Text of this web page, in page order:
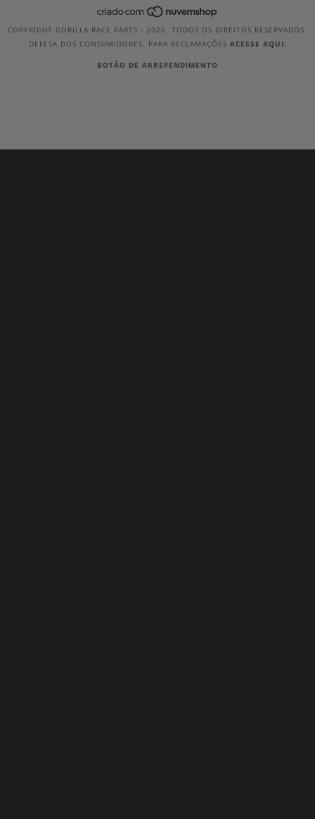
COPYRIGHT GORILLA RACE PARTS - 2026. TODOS OS DIREITOS RESERVADOS.
DEFESA DOS CONSUMIDORES. PARA RECLAMAÇÕES ACESSE AQUI.
BOTÃO DE ARREPENDIMENTO